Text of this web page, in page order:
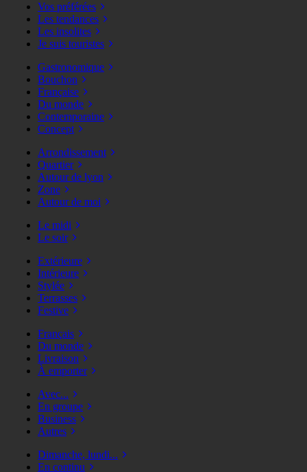
Vos préférées
Les tendances
Les insolites
Je suis touristes
Gastronomique
Bouchon
Française
Du monde
Contemporaine
Concept
Arrondissement
Quartier
Autour de lyon
Zone
Autour de moi
Le midi
Le soir
Extérieure
Intérieure
Stylée
Terrasses
Festive
Français
Du monde
Livraison
À emporter
Avec...
En groupe
Business
Autres
Dimanche, lundi...
En continu